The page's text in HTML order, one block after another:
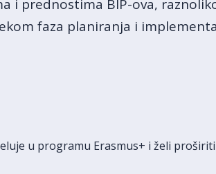
i prednostima BIP-ova,
faza planiranja i
u programu Erasmus+ i želi